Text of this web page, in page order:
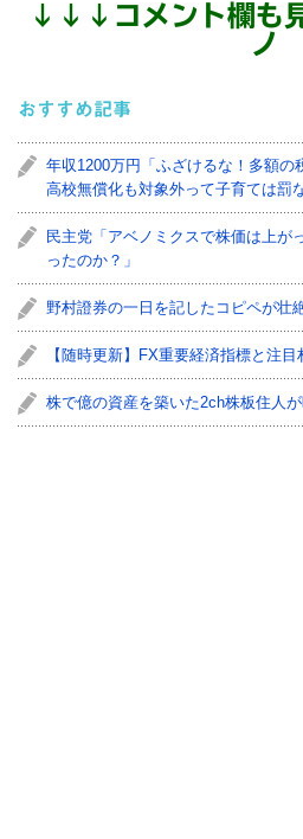
↓ ↓ ↓ コメント欄
ノ
おすすめ記事
年収1200万円「ふざけるな！多額の
高校無償化も対象外って子育ては罰
民主党「アベノミクスで株価は上が
ったのか？」
野村證券の一日を記したコピペが壮
【随時更新】FX重要経済指標と注目
株で億の資産を築いた2ch株板住人